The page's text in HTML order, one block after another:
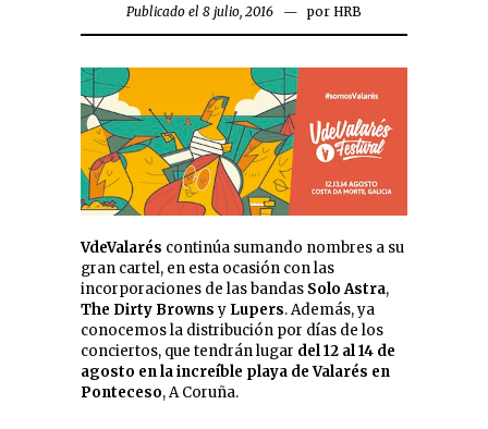
Publicado el 8 julio, 2016 por HRB
VdeValarés continúa sumando nombres a su
gran cartel, en esta ocasión con las
incorporaciones de las bandas Solo Astra,
The Dirty Browns y Lupers. Además, ya
conocemos la distribución por días de los
conciertos, que tendrán lugar del 12 al 14 de
agosto en la increíble playa de Valarés en
Ponteceso, A Coruña.